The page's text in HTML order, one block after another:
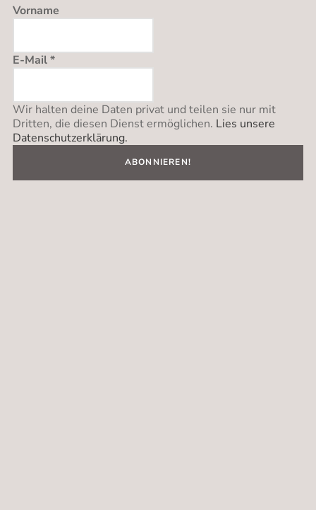
Vorname
E-Mail*
Wir halten deine Daten privat und teilen sie nur mit
Dritten, die diesen Dienst ermöglichen. Lies unsere
Datenschutzerklärung.